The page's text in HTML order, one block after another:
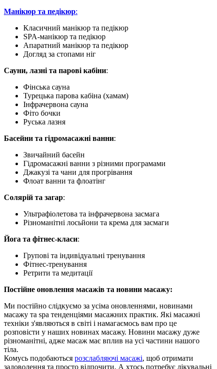
Манікюр та педікюр:
Класичний манікюр та педікюр
SPA-манікюр та педікюр
Апаратний манікюр та педікюр
Догляд за стопами ніг
Сауни, лазні та парові кабіни:
Фінська сауна
Турецька парова кабіна (хамам)
Інфрачервона сауна
Фіто бочки
Руська лазня
Басейни та гідромасажні ванни:
Звичайний басейн
Гідромасажні ванни з різними програмами
Джакузі та чани для прогрівання
Флоат ванни та флоатінг
Солярій та загар:
Ультрафіолетова та інфрачервона засмага
Різноманітні лосьйони та крема для засмаги
Йога та фітнес-класи:
Групові та індивідуальні тренування
Фітнес-тренування
Ретрити та медитації
Постійне оновлення масажів та новини масажу:
Ми постійно слідкуємо за усіма оновленнями, новинами
масажу та spa тенденціями масажних практик. Які масажні
техніки з'являються в світі і намагаємось вам про це
розповісти у наших новинах масажу. Новини масажу дуже
різноманітні, адже масаж має вплив на усі частини нашого
тіла.
Комусь подобаються розслабляючі масажі, щоб отримати
задоволення та просто відпочити. А хтось потребує лікувальні